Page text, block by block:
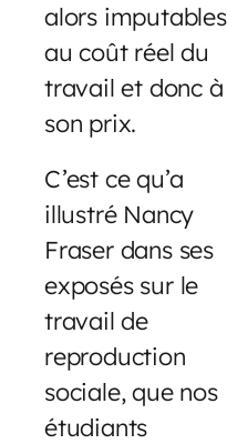
alors imputables
au coût réel du
travail et donc à
son prix.
C’est ce qu’a
illustré Nancy
Fraser dans ses
exposés sur le
travail de
reproduction
sociale, que nos
étudiants